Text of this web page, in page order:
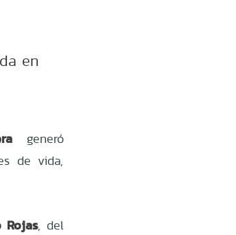
en
generó
de vida,
Rojas, del